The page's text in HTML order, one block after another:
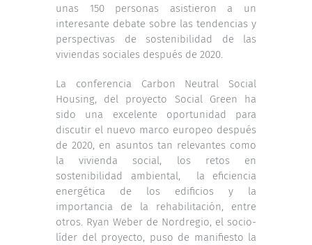
unas 150 personas asistieron a un
interesante debate sobre las tendencias y
perspectivas de sostenibilidad de las
viviendas sociales después de 2020.
La conferencia Carbon Neutral Social
Housing, del proyecto Social Green ha
sido una excelente oportunidad para
discutir el nuevo marco europeo después
de 2020, en asuntos tan relevantes como
la vivienda social, los retos en
sostenibilidad ambiental, la eficiencia
energética de los edificios y la
importancia de la rehabilitación, entre
otros. Ryan Weber de Nordregio, el socio-
líder del proyecto, puso de manifiesto la